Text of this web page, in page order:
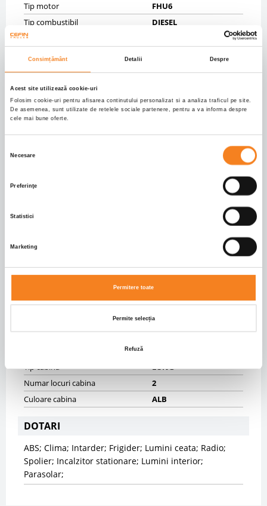
Consimțământ Detalii Despre
Acest site utilizează cookie-uri
Folosim cookie-uri pentru afisarea continutului personalizat si a analiza traficul pe site.
De asemenea, sunt utilizate de retelele sociale partenere, pentru a va informa despre
cele mai bune oferte.
Necesare
Preferinţe
Statistici
Marketing
Permitere toate
Permite selecția
Refuză
Tip motor
FHU6
Tip combustibil
DIESEL
Cutie de viteze
Cilindree cmc
Masa maxima autorizata kg
18000
Masa proprie kg
Sarcina utila kg
9616
70% 315/70R22,5; 70%
Ampatament mm
Inaltime cuplare mm
1130.0
CAROSERIE
Autotractor
Tip cabina
LONG
Numar locuri cabina
2
Culoare cabina
ALB
DOTARI
ABS; Clima; Intarder; Frigider; Lumini ceata; Radio;
Spolier; Incalzitor stationare; Lumini interior;
Parasolar;